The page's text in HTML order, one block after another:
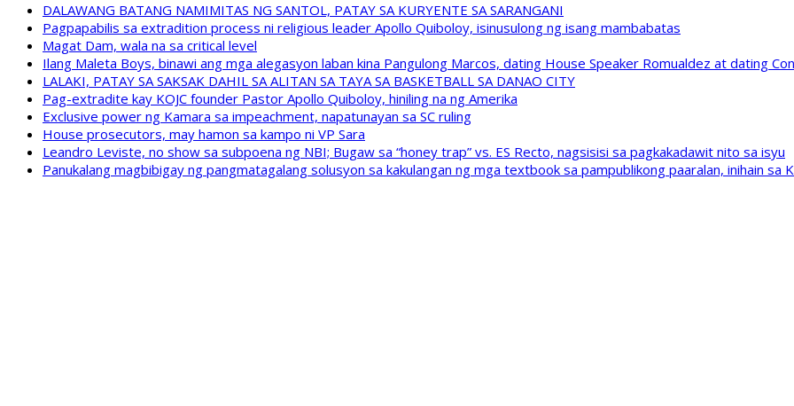
DALAWANG BATANG NAMIMITAS NG SANTOL, PATAY SA KURYENTE SA SARANGANI
Pagpapabilis sa extradition process ni religious leader Apollo Quiboloy, isinusulong ng isang mambabatas
Magat Dam, wala na sa critical level
Ilang Maleta Boys, binawi ang mga alegasyon laban kina Pangulong Marcos, dating House Speaker Romualdez at dating
LALAKI, PATAY SA SAKSAK DAHIL SA ALITAN SA TAYA SA BASKETBALL SA DANAO CITY
Pag-extradite kay KOJC founder Pastor Apollo Quiboloy, hiniling na ng Amerika
Exclusive power ng Kamara sa impeachment, napatunayan sa SC ruling
House prosecutors, may hamon sa kampo ni VP Sara
Leandro Leviste, no show sa subpoena ng NBI; Bugaw sa “honey trap” vs. ES Recto, nagsisisi sa pagkakadawit nito sa isyu
Panukalang magbibigay ng pangmatagalang solusyon sa kakulangan ng mga textbook sa pampublikong paaralan, inihain sa